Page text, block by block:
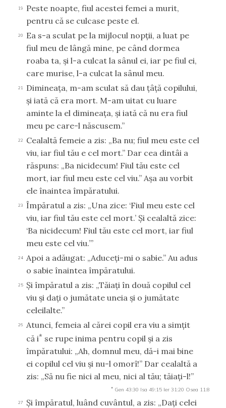
19
Peste noapte, fiul acestei femei a murit,
pentru că se culcase peste el.
20
Ea s-a sculat pe la mijlocul nopţii, a luat pe
fiul meu de lângă mine, pe când dormea
roaba ta, şi l-a culcat la sânul ei, iar pe fiul ei,
care murise, l-a culcat la sânul meu.
21
Dimineaţa, m-am sculat să dau ţâţă copilului,
şi iată că era mort. M-am uitat cu luare
aminte la el dimineaţa, şi iată că nu era fiul
meu pe care-l născusem.”
22
Cealaltă femeie a zis: „Ba nu; fiul meu este cel
viu, iar fiul tău e cel mort.” Dar cea dintâi a
răspuns: „Ba nicidecum! Fiul tău este cel
mort, iar fiul meu este cel viu.” Aşa au vorbit
ele înaintea împăratului.
23
Împăratul a zis: „Una zice: ‘Fiul meu este cel
viu, iar fiul tău este cel mort.’ Şi cealaltă zice:
‘Ba nicidecum! Fiul tău este cel mort, iar fiul
meu este cel viu.’”
24
Apoi a adăugat: „Aduceţi-mi o sabie.” Au adus
o sabie înaintea împăratului.
25
Şi împăratul a zis: „Tăiaţi în două copilul cel
viu şi daţi o jumătate uneia şi o jumătate
celeilalte.”
26
Atunci, femeia al cărei copil era viu a simţit
că i* se rupe inima pentru copil şi a zis
împăratului: „Ah, domnul meu, dă-i mai bine
ei copilul cel viu şi nu-l omorî!” Dar cealaltă a
zis: „Să nu fie nici al meu, nici al tău; tăiaţi-l!”
* Gen 43:30 Isa 49:15 Ier 31:20 Osea 11:8
27
Şi împăratul, luând cuvântul, a zis: „Daţi celei